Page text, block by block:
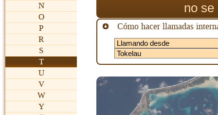
N
O
P
R
S
T
U
V
W
Y
no
Cómo hacer llamadas